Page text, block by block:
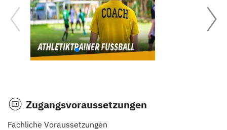
Zugangsvoraussetzungen
Fachliche Voraussetzungen